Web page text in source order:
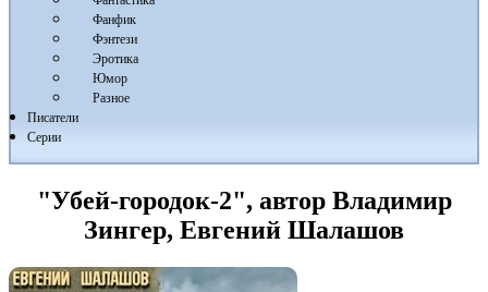
Фанфик
Фэнтези
Эротика
Юмор
Разное
Писатели
Серии
"Убей-городок-2", автор Владимир
Зингер, Евгений Шалашов